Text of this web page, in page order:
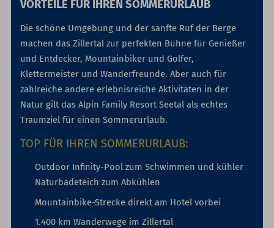
VORTEILE FÜR IHREN SOMMERURLAUB
Die schöne Umgebung und der sanfte Ruf der Berge
machen das Zillertal zur perfekten Bühne für Genießer
und Entdecker, Mountainbiker und Golfer,
Klettermeister und Wanderfreunde. Aber auch für
zahlreiche andere erlebnisreiche Aktivitäten in der
Natur gilt das Alpin Family Resort Seetal als echtes
Traumziel für einen Sommerurlaub.
TOP FÜR IHREN SOMMERURLAUB:
Outdoor Infinity-Pool zum Schwimmen und kühler
Naturbadeteich zum Abkühlen
Mountainbike-Strecke direkt am Hotel vorbei
1.400 km Wanderwege im Zillertal